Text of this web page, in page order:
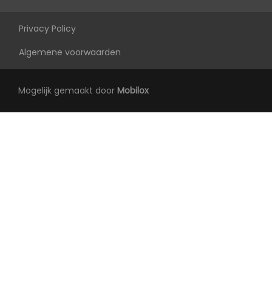
Privacy Policy
Algemene voorwaarden
Mogelijk gemaakt door Mobilox